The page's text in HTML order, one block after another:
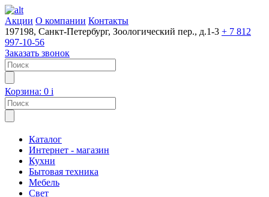
Акции О компании Контакты
197198, Санкт-Петербург, Зоологический пер., д.1-3 + 7 812
997-10-56
Заказать звонок
Корзина: 0 i
Каталог
Интернет - магазин
Кухни
Бытовая техника
Мебель
Свет